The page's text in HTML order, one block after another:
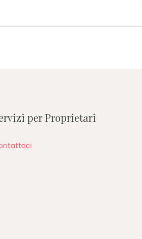
per Proprietari